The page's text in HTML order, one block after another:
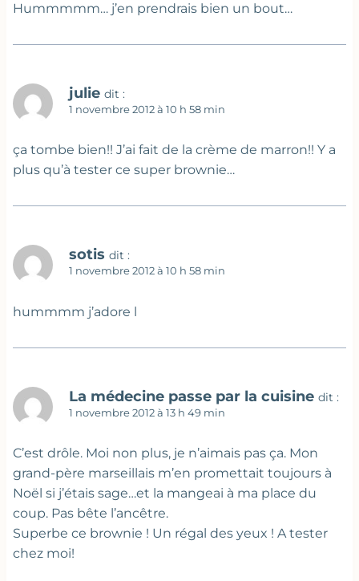
Hummmmm… j’en prendrais bien un bout…
julie dit :
1 novembre 2012 à 10 h 58 min
ça tombe bien!! J’ai fait de la crème de marron!! Y a
plus qu’à tester ce super brownie…
sotis dit :
1 novembre 2012 à 10 h 58 min
hummmm j’adore l
La médecine passe par la cuisine dit :
1 novembre 2012 à 13 h 49 min
C’est drôle. Moi non plus, je n’aimais pas ça. Mon
grand-père marseillais m’en promettait toujours à
Noël si j’étais sage…et la mangeai à ma place du
coup. Pas bête l’ancêtre.
Superbe ce brownie ! Un régal des yeux ! A tester
chez moi!